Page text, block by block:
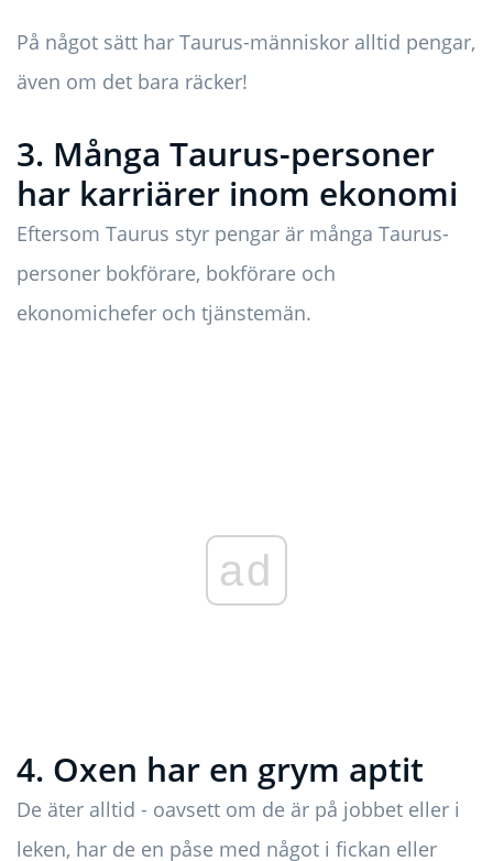
På något sätt har Taurus-människor alltid pengar,
även om det bara räcker!
3. Många Taurus-personer
har karriärer inom ekonomi
Eftersom Taurus styr pengar är många Taurus-
personer bokförare, bokförare och
ekonomichefer och tjänstemän.
ad
4. Oxen har en grym aptit
De äter alltid - oavsett om de är på jobbet eller i
leken, har de en påse med något i fickan eller